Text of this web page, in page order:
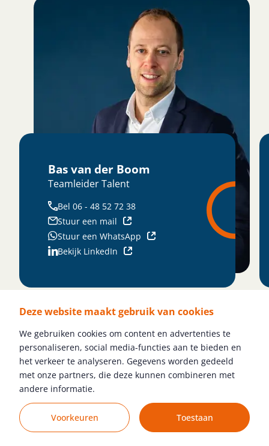
Deze website maakt gebruik van cookies
We gebruiken cookies om content en advertenties te
personaliseren, social media-functies aan te bieden en
het verkeer te analyseren. Gegevens worden gedeeld
met onze partners, die deze kunnen combineren met
andere informatie.
Voorkeuren Toestaan
Yannick Verschuren
Talentmanager
Bel 06 - 57 35 89 42
Stuur een mail
Stuur een WhatsApp
Bekijk LinkedIn
Aandacht voor jou.
reactie Al ruim 14.500 kandidaten geholpen Jouw